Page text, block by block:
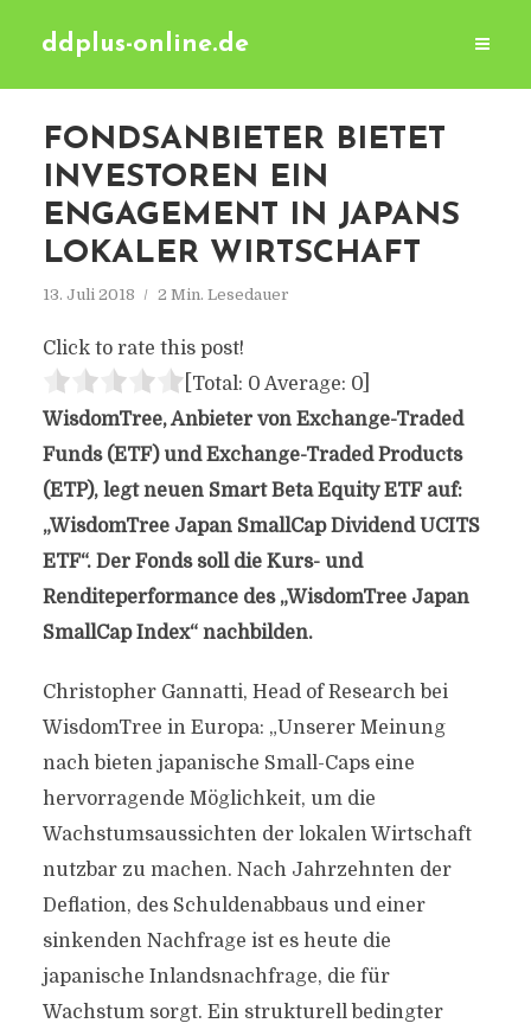
ddplus-online.de
FONDSANBIETER BIETET
INVESTOREN EIN
ENGAGEMENT IN JAPANS
LOKALER WIRTSCHAFT
13. Juli 2018 2 Min. Lesedauer
Click to rate this post!
[Total: 0 Average: 0]
WisdomTree, Anbieter von Exchange-Traded
Funds (ETF) und Exchange-Traded Products
(ETP), legt neuen Smart Beta Equity ETF auf:
„WisdomTree Japan SmallCap Dividend UCITS
ETF“. Der Fonds soll die Kurs- und
Renditeperformance des „WisdomTree Japan
SmallCap Index“ nachbilden.
Christopher Gannatti, Head of Research bei
WisdomTree in Europa: „Unserer Meinung
nach bieten japanische Small-Caps eine
hervorragende Möglichkeit, um die
Wachstumsaussichten der lokalen Wirtschaft
nutzbar zu machen. Nach Jahrzehnten der
Deflation, des Schuldenabbaus und einer
sinkenden Nachfrage ist es heute die
japanische Inlandsnachfrage, die für
Wachstum sorgt. Ein strukturell bedingter